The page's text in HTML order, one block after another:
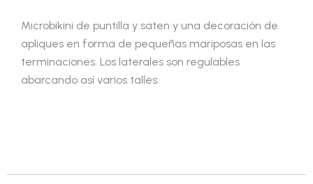
Microbikini de puntilla y saten y una decoración de
apliques en forma de pequeñas mariposas en las
terminaciones. Los laterales son regulables
abarcando así varios talles.